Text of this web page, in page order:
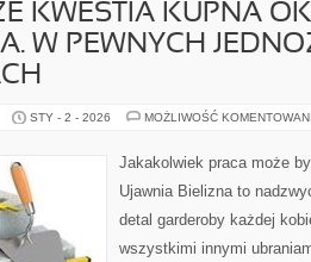
KWESTIA KUPNA
W PEWNYCH
STY - 2 - 2026 MOŻLIWOŚĆ
Jakakolwiek praca może
Ujawnia Bielizna to
detal garderoby każdej
wszystkimi innymi